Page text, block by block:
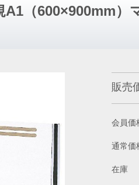
（600×900mm）
販売
会員価
通常価
在庫